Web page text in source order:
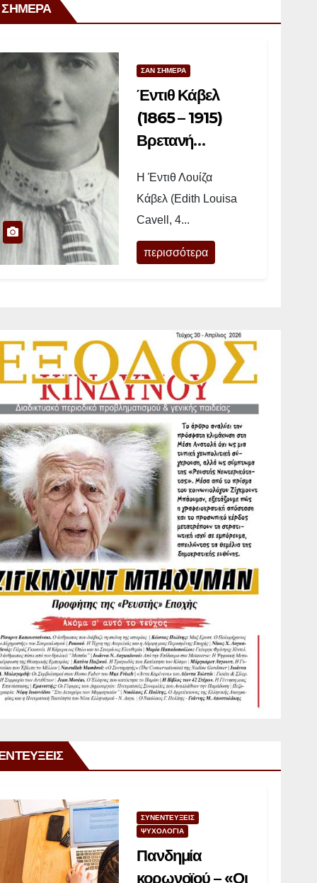
ΣΑΝ ΣΗΜΕΡΑ
Έντιθ Κάβελ
(1865 – 1915)
Βρετανή
Η Έντιθ Λουίζα
Κάβελ (Edith Louisa
Cavell, 4...
περισσότερα
ΣΥΝΕΝΤΕΥΞΕΙΣ
ΨΥΧΟΛΟΓΙΑ
Πανδημία
κορωνοϊού – «Οι